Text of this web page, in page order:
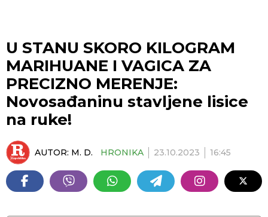
U STANU SKORO KILOGRAM
MARIHUANE I VAGICA ZA
PRECIZNO MERENJE:
Novosađaninu stavljene lisice
na ruke!
AUTOR: M. D. HRONIKA 23.10.2023 16:45